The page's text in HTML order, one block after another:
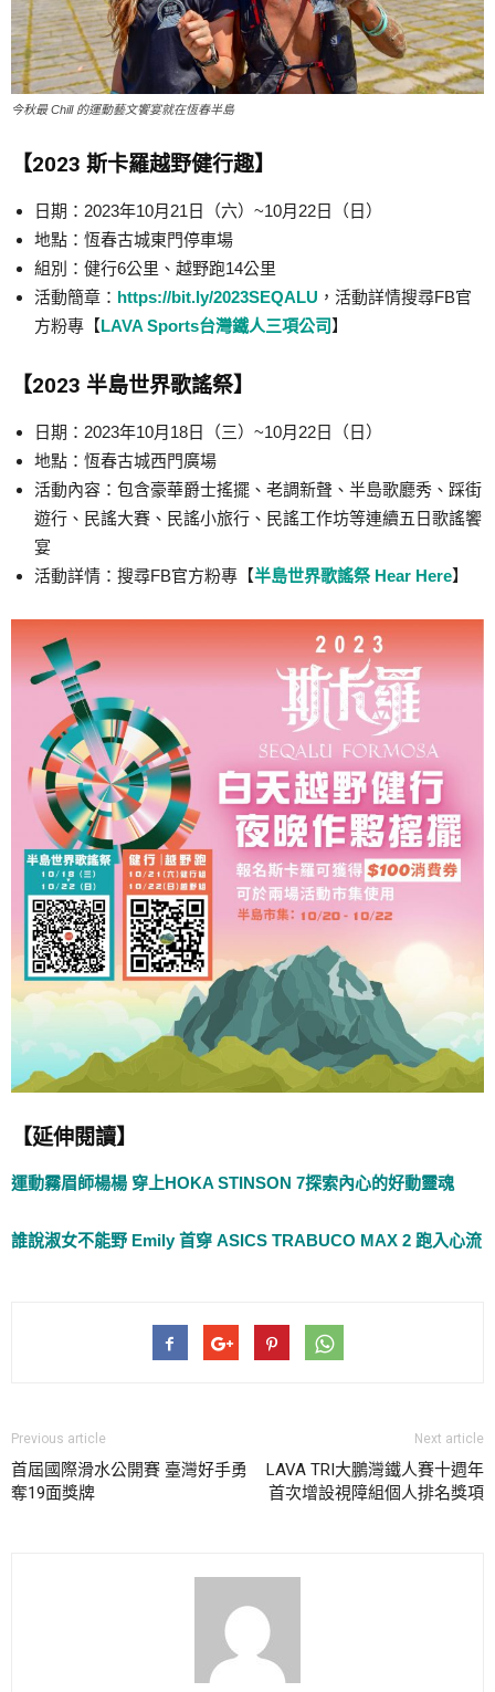
今秋最 Chill 的運動藝文饗宴就在恆春半島
【2023 斯卡羅越野健行趣】
日期：2023年10月21日（六）~10月22日（日）
地點：恆春古城東門停車場
組別：健行6公里、越野跑14公里
活動簡章： https://bit.ly/2023SEQALU ，活動詳情搜尋FB官
方粉專【LAVA Sports台灣鐵人三項公司】
【2023 半島世界歌謠祭】
日期：2023年10月18日（三）~10月22日（日）
地點：恆春古城西門廣場
活動內容：包含豪華爵士搖擺、老調新聲、半島歌廳秀、踩街
遊行、民謠大賽、民謠小旅行、民謠工作坊等連續五日歌謠饗
宴
活動詳情：搜尋FB官方粉專【半島世界歌謠祭 Hear Here】
【延伸閱讀】
運動霧眉師楊楊 穿上HOKA STINSON 7探索內心的好動靈魂
誰說淑女不能野 Emily 首穿 ASICS TRABUCO MAX 2 跑入心流
Previous article
首屆國際滑水公開賽 臺灣好手勇
奪19面獎牌
Next article
LAVA TRI大鵬灣鐵人賽十週年
首次增設視障組個人排名獎項